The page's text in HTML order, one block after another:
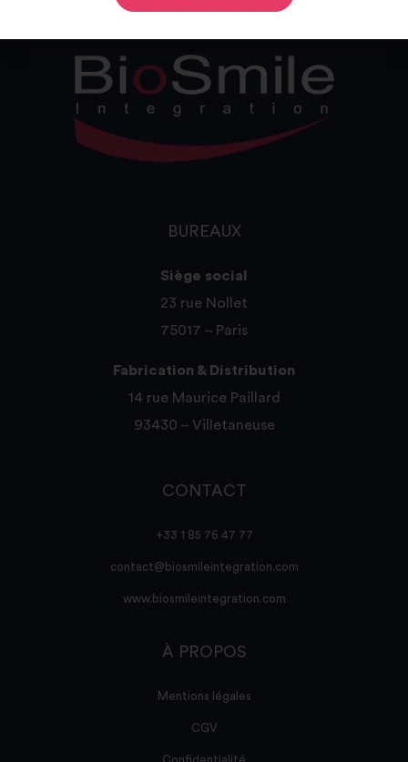
BUREAUX
Siège social
23 rue Nollet
75017 – Paris
Fabrication & Distribution
14 rue Maurice Paillard
93430 – Villetaneuse
CONTACT
+33 1 85 76 47 77
contact@biosmileintegration.com
www.biosmileintegration.com
À PROPOS
Mentions légales
CGV